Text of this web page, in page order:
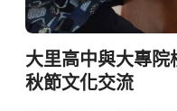
大里高中與大專院
秋節文化交流